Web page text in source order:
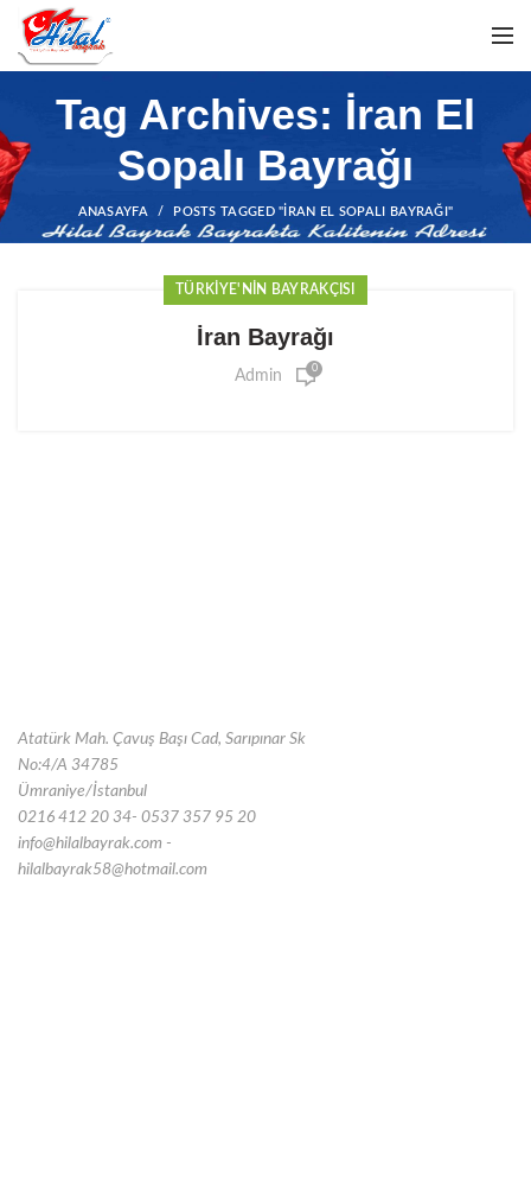
Tag Archives: İran El
Sopalı Bayrağı
ANASAYFA POSTS TAGGED "İRAN EL SOPALI BAYRAĞI"
TÜRKIYE'NIN BAYRAKÇISI
İran Bayrağı
Admin 0
Atatürk Mah. Çavuş Başı Cad, Sarıpınar Sk
No:4/A 34785
Ümraniye/İstanbul
0216 412 20 34- 0537 357 95 20
info@hilalbayrak.com -
hilalbayrak58@hotmail.com